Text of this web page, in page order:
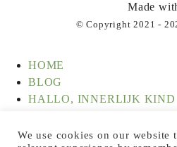
Made
© Copyright 2021 -
HOME
BLOG
HALLO, INNERLIJK KIND
EERSTE HULP BIJ
We use cookies on our website